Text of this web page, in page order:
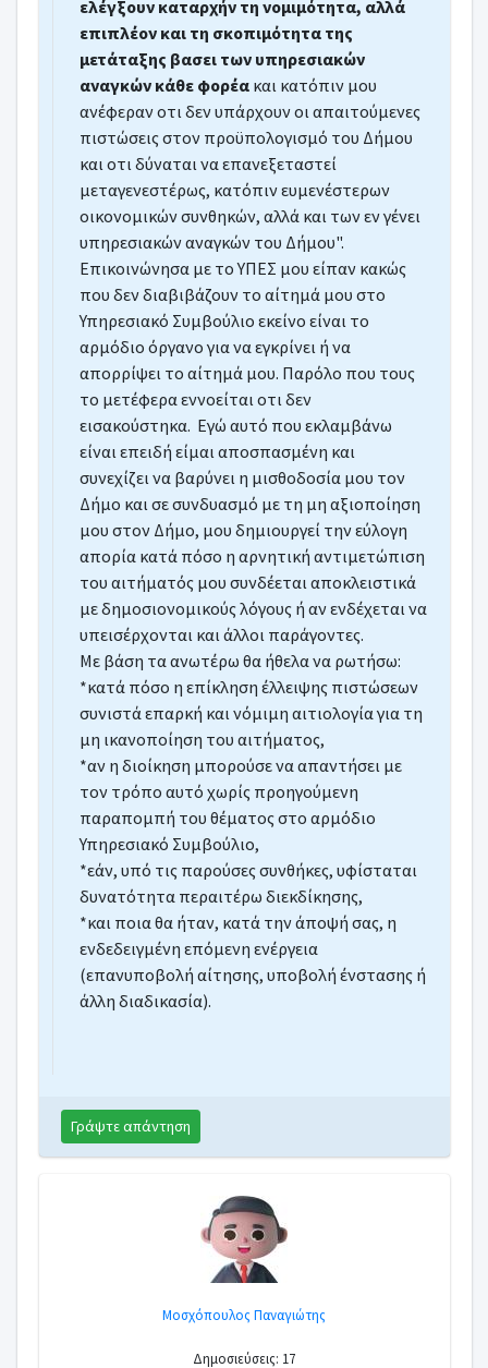
ελέγξουν καταρχήν τη νομιμότητα, αλλά
επιπλέον και τη σκοπιμότητα της
μετάταξης βασει των υπηρεσιακών
αναγκών κάθε φορέα και κατόπιν μου
ανέφεραν οτι δεν υπάρχουν οι απαιτούμενες
πιστώσεις στον προϋπολογισμό του Δήμου
και οτι δύναται να επανεξεταστεί
μεταγενεστέρως, κατόπιν ευμενέστερων
οικονομικών συνθηκών, αλλά και των εν γένει
υπηρεσιακών αναγκών του Δήμου".
Επικοινώνησα με το ΥΠΕΣ μου είπαν κακώς
που δεν διαβιβάζουν το αίτημά μου στο
Υπηρεσιακό Συμβούλιο εκείνο είναι το
αρμόδιο όργανο για να εγκρίνει ή να
απορρίψει το αίτημά μου. Παρόλο που τους
το μετέφερα εννοείται οτι δεν
εισακούστηκα. Εγώ αυτό που εκλαμβάνω
είναι επειδή είμαι αποσπασμένη και
συνεχίζει να βαρύνει η μισθοδοσία μου τον
Δήμο και σε συνδυασμό με τη μη αξιοποίηση
μου στον Δήμο, μου δημιουργεί την εύλογη
απορία κατά πόσο η αρνητική αντιμετώπιση
του αιτήματός μου συνδέεται αποκλειστικά
με δημοσιονομικούς λόγους ή αν ενδέχεται να
υπεισέρχονται και άλλοι παράγοντες.
Με βάση τα ανωτέρω θα ήθελα να ρωτήσω:
*κατά πόσο η επίκληση έλλειψης πιστώσεων
συνιστά επαρκή και νόμιμη αιτιολογία για τη
μη ικανοποίηση του αιτήματος,
*αν η διοίκηση μπορούσε να απαντήσει με
τον τρόπο αυτό χωρίς προηγούμενη
παραπομπή του θέματος στο αρμόδιο
Υπηρεσιακό Συμβούλιο,
*εάν, υπό τις παρούσες συνθήκες, υφίσταται
δυνατότητα περαιτέρω διεκδίκησης,
*και ποια θα ήταν, κατά την άποψή σας, η
ενδεδειγμένη επόμενη ενέργεια
(επανυποβολή αίτησης, υποβολή ένστασης ή
άλλη διαδικασία).
Γράψτε απάντηση
Μοσχόπουλος Παναγιώτης
Δημοσιεύσεις: 17